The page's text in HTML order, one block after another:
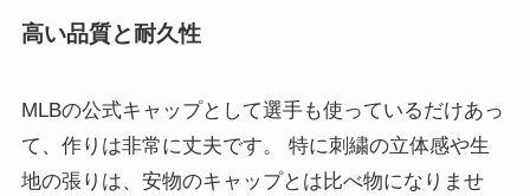
高い品質と耐久性
MLBの公式キャップとして選手も使っているだけあっ
て、作りは非常に丈夫です。 特に刺繍の立体感や生
地の張りは、安物のキャップとは比べ物になりませ